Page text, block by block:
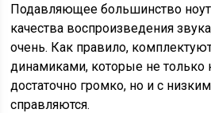
Подавляющее большинство
качества воспроизведения
очень. Как правило,
динамиками, которые не только
достаточно громко, но и с
справляются.